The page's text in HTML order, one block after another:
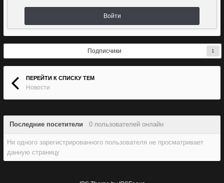
Войти
Подписчики 1
ПЕРЕЙТИ К СПИСКУ ТЕМ
Новости
Последние посетители 0 пользователей онлайн
Ни одного зарегистрированного пользователя не просматривает
данную страницу